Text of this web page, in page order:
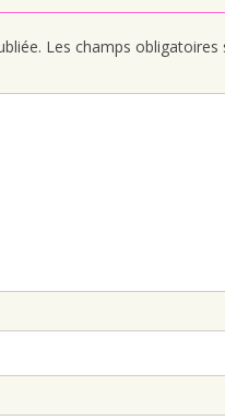
Les champs obligatoires